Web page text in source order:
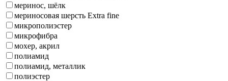
меринос, шёлк
мериносовая шерсть Extra fine
микрополиэстер
микрофибра
мохер, акрил
полиамид
полиамид, металлик
полиэстер